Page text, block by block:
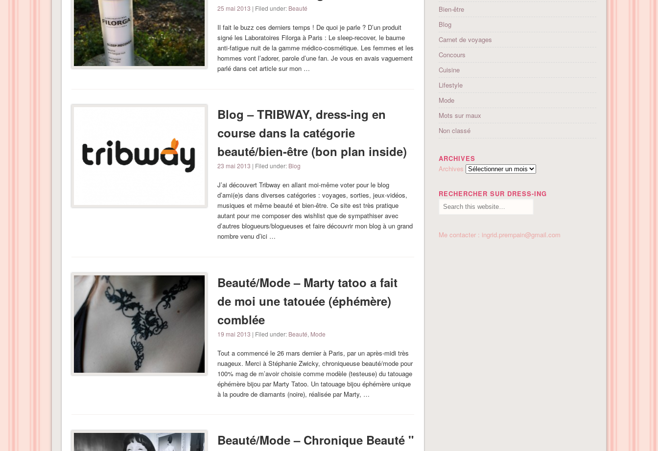
25 mai 2013 | Filed under: Beauté
Il fait le buzz ces derniers temps ! De quoi je parle ? D’un produit
signé les Laboratoires Filorga à Paris : Le sleep-recover, le baume
anti-fatigue nuit de la gamme médico-cosmétique. Les femmes et les
hommes vont l’adorer, parole d’une fan. Je vous en avais vaguement
parlé dans cet article sur mon …
Blog – TRIBWAY, dress-ing en
course dans la catégorie
beauté/bien-être (bon plan inside)
23 mai 2013 | Filed under: Blog
J’ai découvert Tribway en allant moi-même voter pour le blog
d’ami(e)s dans diverses catégories : voyages, sorties, jeux-vidéos,
musiques et même beauté et bien-être. Ce site est très pratique
autant pour me composer des wishlist que de sympathiser avec
d’autres blogueurs/blogueuses et faire découvrir mon blog à un grand
nombre venu d’ici …
Beauté/Mode – Marty tatoo a fait
de moi une tatouée (éphémère)
comblée
19 mai 2013 | Filed under: Beauté, Mode
Tout a commencé le 26 mars dernier à Paris, par un après-midi très
nuageux. Merci à Stéphanie Zwicky, chroniqueuse beauté/mode pour
100% mag de m’avoir choisie comme modèle (testeuse) du tatouage
éphémère bijou par Marty Tatoo. Un tatouage bijou éphémère unique
à la poudre de diamants (noire), réalisée par Marty, …
Beauté/Mode – Chronique Beauté "
Bien-être
Blog
Carnet de voyages
Concours
Cuisine
Lifestyle
Mode
Mots sur maux
Non classé
ARCHIVES
Archives
RECHERCHER SUR DRESS-ING
Me contacter : ingrid.prempain@gmail.com